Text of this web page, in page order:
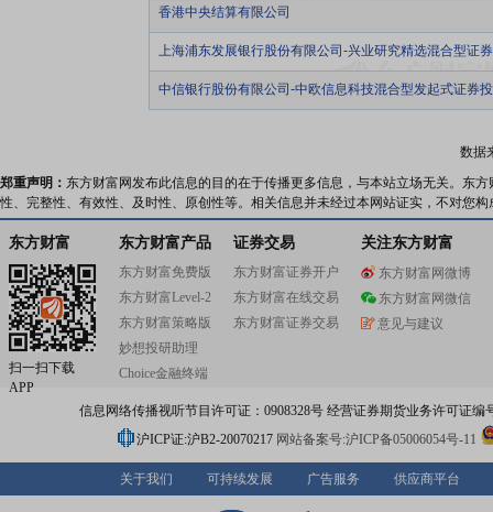
香港中央结算有限公司
上海浦东发展银行股份有限公司-兴业研究精选混合型证
中信银行股份有限公司-中欧信息科技混合型发起式证券
数据
郑重声明： 东方财富网发布此信息的目的在于传播更多信息，与本站立场无关。东
性、完整性、有效性、及时性、原创性等。相关信息并未经过本网站证实，不对您
东方财富
扫一扫下载
APP
东方财富产品
东方财富免费版
东方财富Level-2
东方财富策略版
妙想投研助理
Choice金融终端
证券交易
东方财富证券开户
东方财富在线交易
东方财富证券交易
关注东方财富
东方财富网微博
东方财富网微信
意见与建议
信息网络传播视听节目许可证：0908328号 经营证券期货业务许可证编
沪ICP证:沪B2-20070217 网站备案号:沪ICP备05006054号-11
关于我们 可持续发展 广告服务 供应商平台